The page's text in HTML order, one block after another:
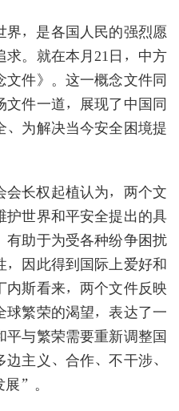
界，是各国人民的强烈愿
求。就在本月21日，中方
件》。这一概念文件同
件一道，展现了中国同
、为解决当今安全困境提
会长权起植认为，两个文
护世界和平安全提出的具
有助于为受各种纷争困扰
，因此得到国际上爱好和
内斯看来，两个文件反映
球繁荣的渴望，表达了一
与繁荣需要重新调整国
主义、合作、不干涉、
展”。